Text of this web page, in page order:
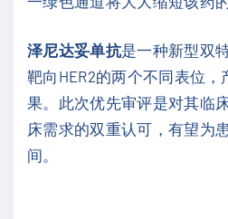
泽尼达妥单抗是一种新型双
靶向HER2的两个不同表位
果。此次优先审评是对其临
床需求的双重认可，有望为
间。